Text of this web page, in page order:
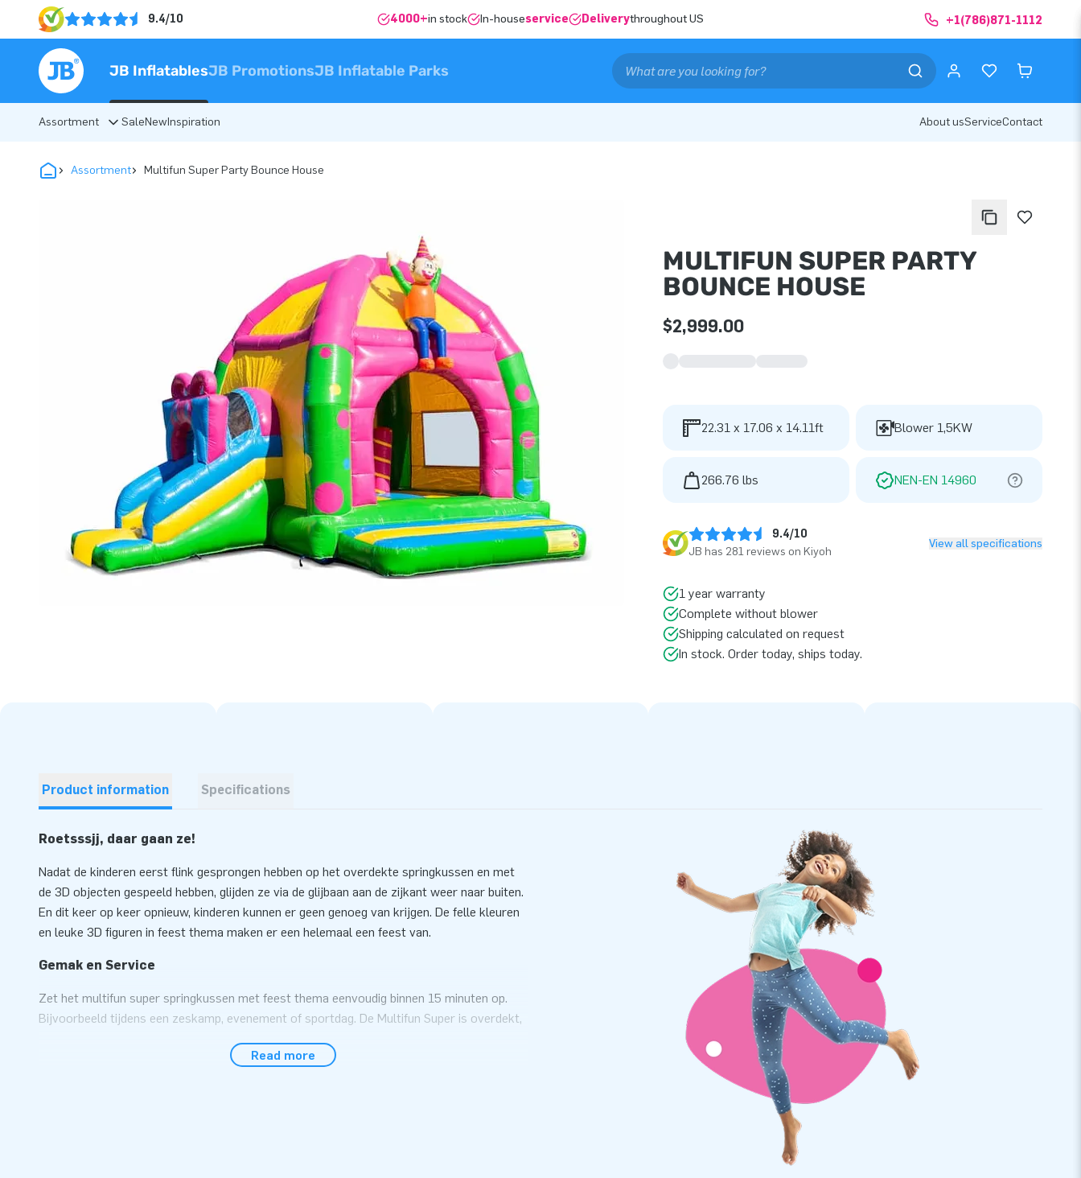
9.4/10 4000+in stock In-houseservice Deliverythroughout US +1(786)871-1112
JB InflatablesJB PromotionsJB Inflatable Parks
Assortment SaleNewInspiration About usServiceContact
Assortment Multifun Super Party Bounce House
MULTIFUN SUPER PARTY
BOUNCE HOUSE
$2,999.00
22.31 x 17.06 x 14.11ft Blower 1,5KW
266.76 lbs NEN-EN 14960
9.4/10
JB has 281 reviews on Kiyoh
View all specifications
1 year warranty
Complete without blower
Shipping calculated on request
In stock. Order today, ships today.
Product information Specifications
Roetsssjj, daar gaan ze!
Nadat de kinderen eerst flink gesprongen hebben op het overdekte springkussen en met
de 3D objecten gespeeld hebben, glijden ze via de glijbaan aan de zijkant weer naar buiten.
En dit keer op keer opnieuw, kinderen kunnen er geen genoeg van krijgen. De felle kleuren
en leuke 3D figuren in feest thema maken er een helemaal een feest van.
Gemak en Service
Zet het multifun super springkussen met feest thema eenvoudig binnen 15 minuten op.
Bijvoorbeeld tijdens een zeskamp, evenement of sportdag. De Multifun Super is overdekt,
onder deze weersomstandigheden. Door de handig geplaatste raampjes kunnen ouders
Read more